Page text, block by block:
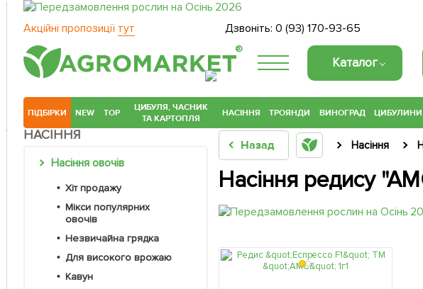
Акційні пропозиції тут Дзвоніть: 0 (93) 170-93-65
®
Каталог
ПІДБІРКИ NEW TOP
ЦИБУЛЯ, ЧАСНИК
ТА КАРТОПЛЯ
НАСІННЯ ТРОЯНДИ ВИНОГРАД ЦИБУЛИНИ
НАСІННЯ
Насіння овочів
Хіт продажу
Мікси популярних
овочів
Незвичайна грядка
Для високого врожаю
Кавун
Назад Насіння
Насіння редису